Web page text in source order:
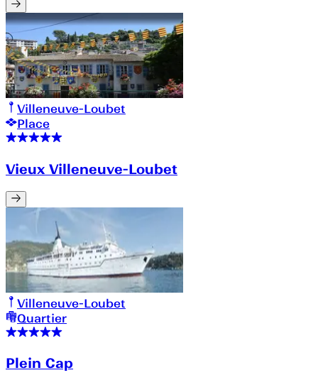
Villeneuve-Loubet
Place
Vieux Villeneuve-Loubet
Villeneuve-Loubet
Quartier
Plein Cap